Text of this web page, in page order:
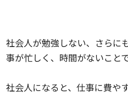
社会人が勉強しない、さらに
事が忙しく、時間がないことで
社会人になると、仕事に費や